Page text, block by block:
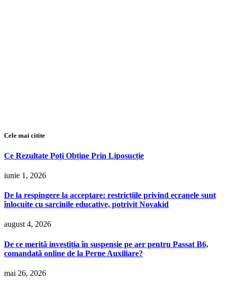
Cele mai citite
Ce Rezultate Poți Obține Prin Liposucție
iunie 1, 2026
De la respingere la acceptare: restricțiile privind ecranele sunt
înlocuite cu sarcinile educative, potrivit Novakid
august 4, 2026
De ce merită investiția în suspensie pe aer pentru Passat B6,
comandată online de la Perne Auxiliare?
mai 26, 2026